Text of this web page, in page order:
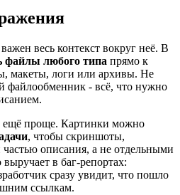
весь контекст вокруг неё. В
файлы любого типа прямо к
макеты, логи или архивы. Не
файлообменник - всё, что нужно
ещё проще. Картинки можно
, чтобы скриншоты,
описания, а не отдельными
в баг-репортах:
сразу увидит, что пошло
ссылкам.